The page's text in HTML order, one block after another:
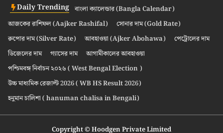
Daily Trending বাংলা ক্যালেন্ডার (Bangla Calendar)
আজকের রাশিফল (Aajker Rashifal)
সোনার দাম (Gold Rate)
রুপোর দাম (Silver Rate)
আবহাওয়া (Ajker Abohawa)
পেট্রোলের দাম
ডিজেলের দাম
গ্যাসের দাম
আগামীকালের আবহাওয়া
পশ্চিমবঙ্গ নির্বাচন ২০২৬ ( West Bengal Election )
উচ্চ মাধ্যমিক রেজাল্ট 2026 ( WB HS Result 2026)
হনুমান চালিশা ( hanuman chalisa in Bengali)
Copyright © Hoodgen Private Limited